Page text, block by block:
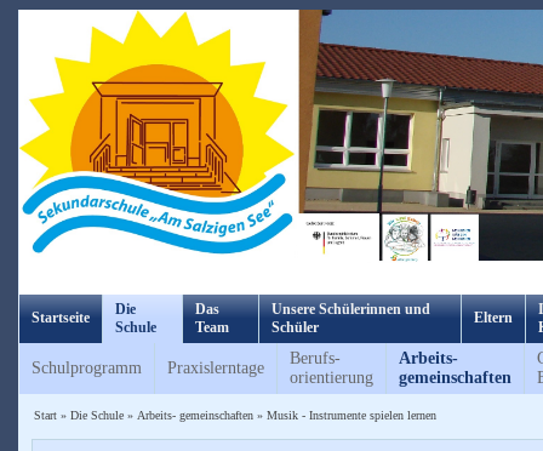
Startseite
Die
Schule
Das
Team
Unsere Schülerinnen und
Schüler
Eltern
Schulprogramm Praxislerntage
Berufs-
orientierung
Arbeits-
gemeinschaften
Start» Die Schule» Arbeits- gemeinschaften» Musik - Instrumente spielen lernen